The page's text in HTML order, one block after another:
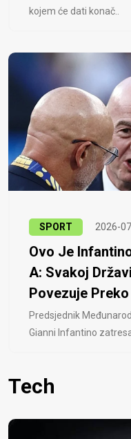
kojem će dati konač..
SPORT 2026-
Ovo Je
A: Svakoj
Povezuje
Predsjednik
Gianni Infantino
Tech